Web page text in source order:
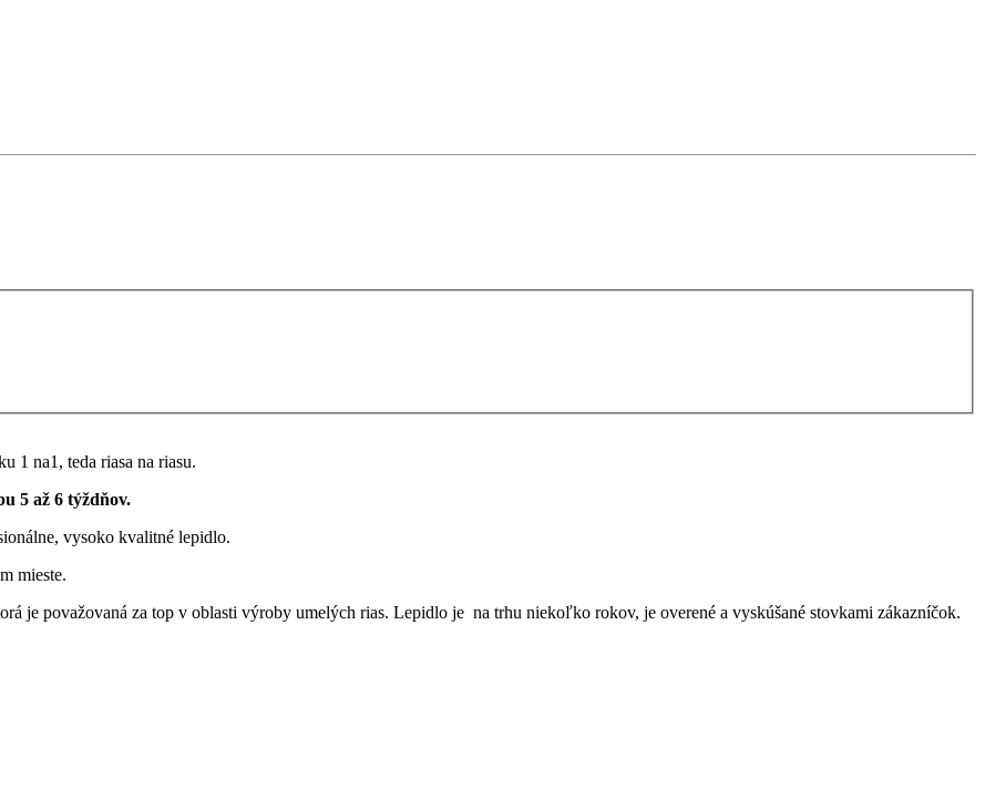
1 na1, teda riasa na riasu.
5 až 6 týždňov.
vysoko kvalitné lepidlo.
mieste.
je považovaná za top v oblasti výroby umelých rias. Lepidlo je na trhu niekoľko rokov, je overené a vyskúšané stovkami zákazníčok.